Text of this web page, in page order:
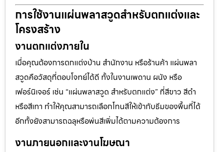
การใช้งานแผ่นพลาสวูดสำหรับตกแต่งและ
โครงสร้าง
งานตกแต่งภายใน
เมื่อคุณต้องการตกแต่งบ้าน สำนักงาน หรือร้านค้า แผ่นพลา
สวูดคือวัสดุที่ตอบโจทย์ได้ดี ทั้งในงานเพดาน ผนัง หรือ
เฟอร์นิเจอร์ เช่น “แผ่นพลาสวูด สำหรับตกแต่ง” ที่สีขาว สีดำ
หรือสีเทา ทำให้คุณสามารถเลือกโทนสีให้เข้ากับธีมของพื้นที่ได้
อีกทั้งยังสามารถฉลุหรือพ่นสีเพิ่มได้ตามความต้องการ
งานภายนอกและงานโฆษณา